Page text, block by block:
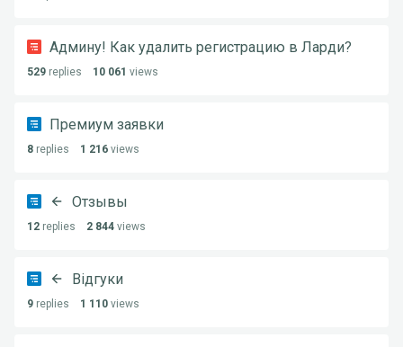
Админу! Как удалить регистрацию в Ларди?
529 replies 10 061 views
Премиум заявки
8 replies 1 216 views
Отзывы
12 replies 2 844 views
Відгуки
9 replies 1 110 views